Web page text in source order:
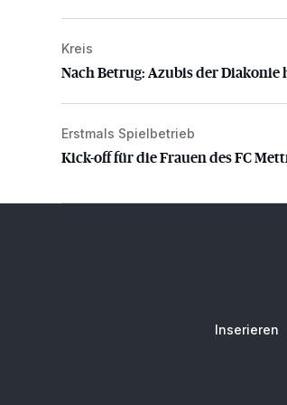
Nach Betrug: Azubis der Diakonie
Kreis
Nach Betrug: Azubis der Diakonie
Kick-off für die Frauen des FC
Erstmals Spielbetrieb
Kick-off für die Frauen des FC
Inserieren